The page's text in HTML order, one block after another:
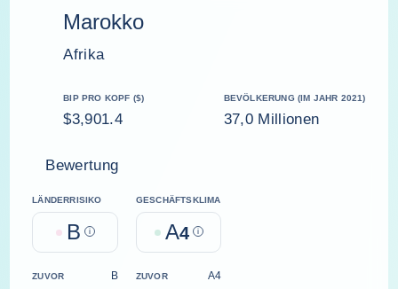
Marokko
Afrika
BIP PRO KOPF ($)
$3,901.4
BEVÖLKERUNG (IM JAHR 2021)
37,0 Millionen
Bewertung
LÄNDERRISIKO
B Help
GESCHÄFTSKLIMA
A4 Help
ZUVOR B ZUVOR A4